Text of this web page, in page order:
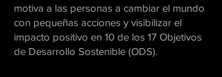
motiva a las personas a cambiar el mundo
con pequeñas acciones y visibilizar el
impacto positivo en 10 de los 17 Objetivos
de Desarrollo Sostenible (ODS).